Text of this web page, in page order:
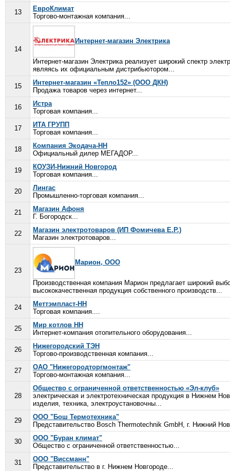
13
ЕвроКлимат
Торгово-монтажная компания...
14
Интернет-магазин Электрика
Интернет-магазин Электрика реализует широкий спектр
являясь их официальным дистрибьютором...
15
Интернет-магазин «Тепло152» (ООО ДКН)
Продажа товаров через интернет...
16
Истра
Торговая компания...
17
ИТА ГРУПП
Торговая компания...
18
Компания Экодача-НН
Официальный дилер МЕГАДОР...
19
КОУЗИ-Нижний Новгород
Торговая компания...
20
Лингас
Промышленно-торговая компания...
21
Магазин Афоня
Г. Богородск...
22
Магазин электротоваров (ИП Фомичева Е.Р.)
Магазин электротоваров...
23
Марион, ООО
Производственная компания Марион предлагает широкий
высококачественная продукция собственного производств...
24
Меттэмпласт-НН
Торговая компания....
25
Мир котлов НН
Интернет-компания отопительного оборудования...
26
Нижегородский ТЭН
Торгово-производственная компания...
27
ОАО "Нижегородторгмонтаж"
Торгово-монтажная компания...
28
Общество с ограниченной ответственностью «Эл-клуб»
электрическая и электротехническая продукция в Нижнем
изделия, техника, электроустановочны...
29
ООО "Бош Термотехника"
Представительство Bosch Thermotechnik GmbH, г. Нижний
30
ООО "Буран климат"
Общество с ограниченной ответственностью...
31
ООО "Виссманн"
Представительство в г. Нижнем Новгороде...